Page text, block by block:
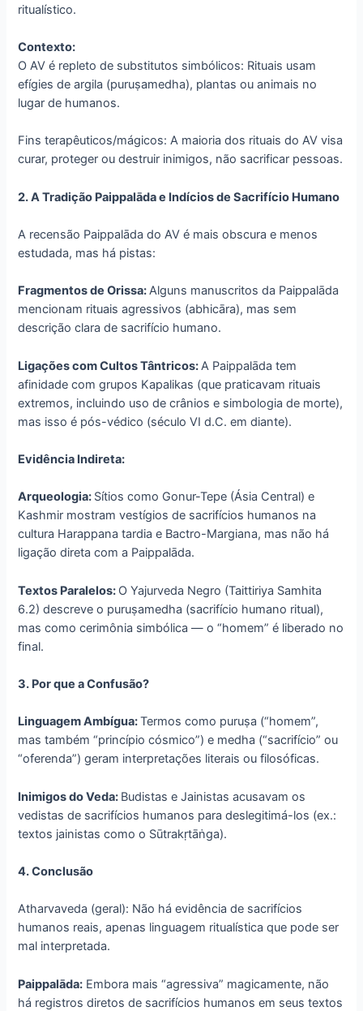
ritualístico.
Contexto:
O AV é repleto de substitutos simbólicos: Rituais usam
efígies de argila (puruṣamedha), plantas ou animais no
lugar de humanos.
Fins terapêuticos/mágicos: A maioria dos rituais do AV visa
curar, proteger ou destruir inimigos, não sacrificar pessoas.
2. A Tradição Paippalāda e Indícios de Sacrifício Humano
A recensão Paippalāda do AV é mais obscura e menos
estudada, mas há pistas:
Fragmentos de Orissa:Alguns manuscritos da Paippalāda
mencionam rituais agressivos (abhicāra), mas sem
descrição clara de sacrifício humano.
Ligações com Cultos Tântricos:A Paippalāda tem
afinidade com grupos Kapalikas (que praticavam rituais
extremos, incluindo uso de crânios e simbologia de morte),
mas isso é pós-védico (século VI d.C. em diante).
Evidência Indireta:
Arqueologia: Sítios como Gonur-Tepe (Ásia Central) e
Kashmir mostram vestígios de sacrifícios humanos na
cultura Harappana tardia e Bactro-Margiana, mas não há
ligação direta com a Paippalāda.
Textos Paralelos: O Yajurveda Negro (Taittiriya Samhita
6.2) descreve o puruṣamedha (sacrifício humano ritual),
mas como cerimônia simbólica — o “homem” é liberado no
final.
3. Por que a Confusão?
Linguagem Ambígua:Termos como puruṣa (“homem”,
mas também “princípio cósmico”) e medha (“sacrifício” ou
“oferenda”) geram interpretações literais ou filosóficas.
Inimigos do Veda: Budistas e Jainistas acusavam os
vedistas de sacrifícios humanos para deslegitimá-los (ex.:
textos jainistas como o Sūtrakṛtāṅga).
4. Conclusão
Atharvaveda (geral): Não há evidência de sacrifícios
humanos reais, apenas linguagem ritualística que pode ser
mal interpretada.
Paippalāda: Embora mais “agressiva” magicamente, não
há registros diretos de sacrifícios humanos em seus textos